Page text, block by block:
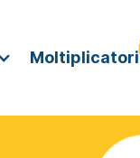
Moltiplicatori